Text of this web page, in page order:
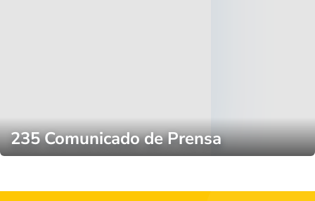
235 Comunicado de Prensa